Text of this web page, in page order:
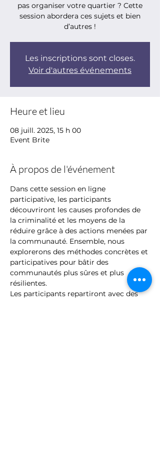
pas organiser votre quartier ? Cette
session abordera ces sujets et bien
d’autres !
Les inscriptions sont closes.
Voir d'autres événements
Heure et lieu
08 juill. 2025, 15 h 00
Event Brite
À propos de l'événement
Dans cette session en ligne
participative, les participants
découvriront les causes profondes de
la criminalité et les moyens de la
réduire grâce à des actions menées par
la communauté. Ensemble, nous
explorerons des méthodes concrètes et
participatives pour bâtir des
communautés plus sûres et plus
résilientes.
Les participants repartiront avec des